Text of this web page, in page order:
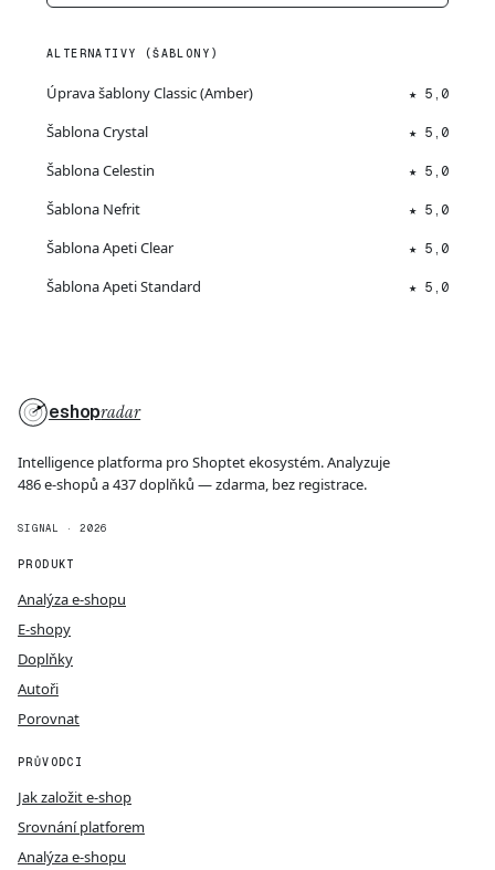
ALTERNATIVY (ŠABLONY)
Úprava šablony Classic (Amber) ★ 5,0
Šablona Crystal ★ 5,0
Šablona Celestin ★ 5,0
Šablona Nefrit ★ 5,0
Šablona Apeti Clear ★ 5,0
Šablona Apeti Standard ★ 5,0
eshopradar
Intelligence platforma pro Shoptet ekosystém. Analyzuje
486 e-shopů a 437 doplňků — zdarma, bez registrace.
SIGNAL · 2026
PRODUKT
Analýza e-shopu
E-shopy
Doplňky
Autoři
Porovnat
PRŮVODCI
Jak založit e-shop
Srovnání platforem
Analýza e-shopu